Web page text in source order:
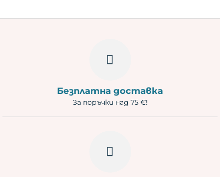
Безплатна доставка
За поръчки над 75 €!